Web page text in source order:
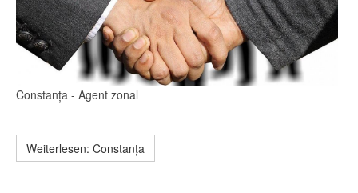
Constanța - Agent zonal
Weiterlesen: Constanța